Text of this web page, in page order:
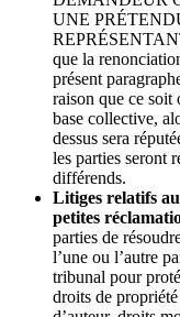
UNE
que la
présent
raison que ce soit
base collective,
dessus sera
les parties seront
différends.
Litiges relatifs
petites
parties de
l’une ou l’autre
tribunal pour
droits de